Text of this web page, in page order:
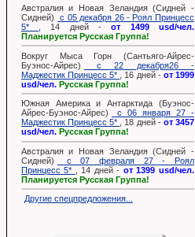
Австралия и Новая Зеландия (Сидней -
Сидней)
с 05 декабря 26 - Роял Принцесс
5*
, 14 дней -от 1499 usd/чел.
Планируется Русская Группа!
Вокруг Мыса Горн (Сантьяго-Айрес-
Буэнос-Айрес)
с 22 декабря26 -
Маджестик Принцесс 5*
, 16 дней - от 1999
usd/чел.Русская Группа!
Южная Америка и Антарктида (Буэнос-
Айрес-Буэнос-Айрес)
с 06 января 27 -
Маджестик Принцесс 5*
, 18 дней - от 3457
usd/чел.Русская Группа!
Австралия и Новая Зеландия (Сидней -
Сидней)
с 07 февраля 27 - Роял
Принцесс 5*
, 14 дней - от 1399 usd/чел.
Планируется Русская Группа!
Другие спецпредложения...